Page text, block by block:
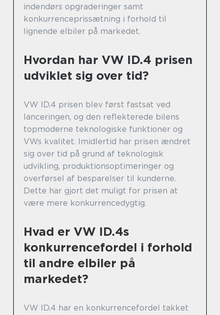
indendørs opgraderinger samt
konkurrenceprissætning i forhold til
lignende elbiler på markedet.
Hvordan har VW ID.4 prisen
udviklet sig over tid?
VW ID.4 prisen blev først fastsat ved
lanceringen, og den reflekterede bilens
topmoderne teknologiske funktioner og
VWs kvalitet. Imidlertid har prisen ændret
sig over tid på grund af teknologisk
udvikling, produktionsoptimeringer og
overførsel af besparelser til kunderne.
Dette har gjort det muligt for prisen at
være mere konkurrencedygtig.
Hvad er VW ID.4s
konkurrencefordel i forhold
til andre elbiler på
markedet?
VW ID.4 har en konkurrencefordel takket